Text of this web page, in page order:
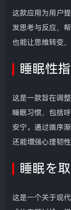
这款应用为用户
发思考与反应，
也能让思维转变
睡眠性
这是一款旨在调
睡眠习惯，包括
安宁。通过循序
还能增强心理韧性
睡眠を
这是一个关于现